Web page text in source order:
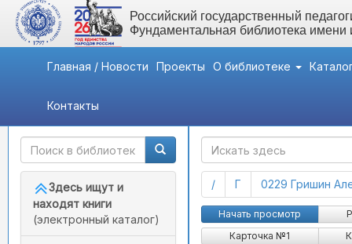
Российский государственный
Фундаментальная библиотека
Главная / Новости Проекты О библиотеке
Контакты
Быстрый доступ
Здесь ищут и
находят книги
(электронный каталог)
/(current)
Г (current)
0229 Гришин
Гришина - Грищенко
Начать просмотр
Карточка №1